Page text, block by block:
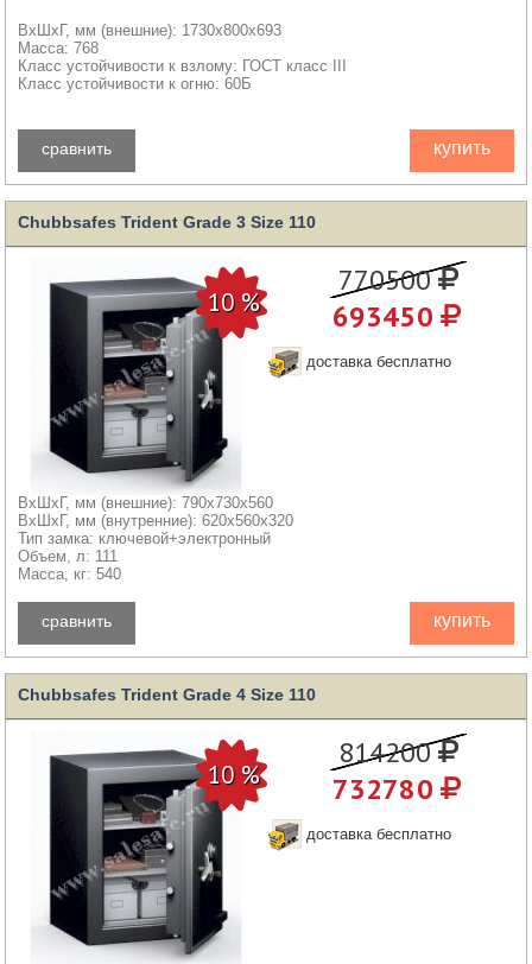
ВхШхГ, мм (внешние): 1730x800x693
Масса: 768
Класс устойчивости к взлому: ГОСТ класс III
Класс устойчивости к огню: 60Б
купить
сравнить
Chubbsafes Trident Grade 3 Size 110
770500
693450
доставка бесплатно
ВхШхГ, мм (внешние): 790x730x560
ВхШхГ, мм (внутренние): 620x560x320
Тип замка: ключевой+электронный
Объем, л: 111
Масса, кг: 540
купить
сравнить
Chubbsafes Trident Grade 4 Size 110
814200
732780
доставка бесплатно